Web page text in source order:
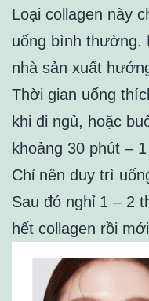
Loại collagen này
uống bình thường.
nhà sản xuất
Thời gian uống
khi đi ngủ, hoặc
khoảng 30 phút –
Chỉ nên duy trì
Sau đó nghỉ 1 – 2
hết collagen rồi